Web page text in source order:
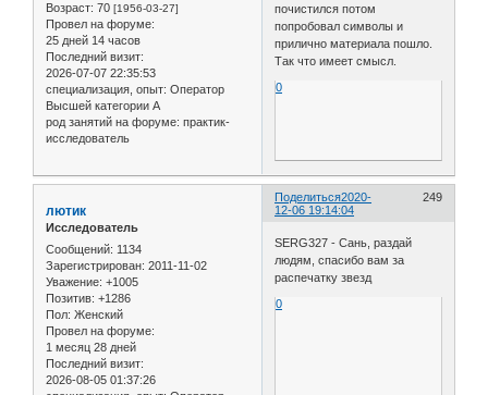
Возраст: 70 [1956-03-27]
Провел на форуме:
25 дней 14 часов
Последний визит:
2026-07-07 22:35:53
специализация, опыт: Оператор
Высшей категории А
род занятий на форуме: практик-
исследователь
почистился потом
попробовал символы и
прилично материала пошло.
Так что имеет смысл.
0
Поделиться 249
2020-
12-06 19:14:04
лютик
Исследователь
Сообщений: 1134
Зарегистрирован: 2011-11-02
Уважение: +1005
Позитив: +1286
Пол: Женский
Провел на форуме:
1 месяц 28 дней
Последний визит:
2026-08-05 01:37:26
SERG327 - Сань, раздай
людям, спасибо вам за
распечатку звезд
0